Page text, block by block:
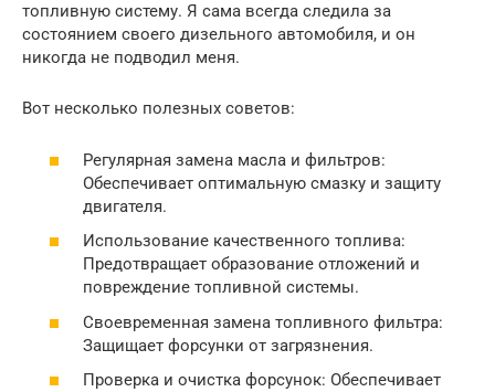
топливную систему. Я сама всегда следила за
состоянием своего дизельного автомобиля, и он
никогда не подводил меня.
Вот несколько полезных советов:
Регулярная замена масла и фильтров:
Обеспечивает оптимальную смазку и защиту
двигателя.
Использование качественного топлива:
Предотвращает образование отложений и
повреждение топливной системы.
Своевременная замена топливного фильтра:
Защищает форсунки от загрязнения.
Проверка и очистка форсунок: Обеспечивает